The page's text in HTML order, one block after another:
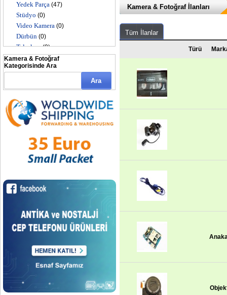
Yedek Parça (47)
Stüdyo (0)
Video Kamera (0)
Dürbün (0)
Teleskop(0)
Toplu Satış(0)
Kamera & Fotoğraf
Kategorisinde Ara
Kamera & Fotoğraf İlanları
Tüm İlanlar
Türü